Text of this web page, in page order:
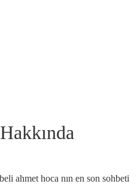
ahmet hoca nın en son sohbeti